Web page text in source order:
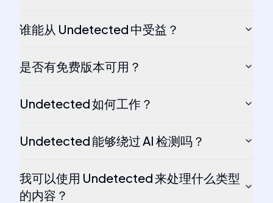
谁能从 Undetected 中受益？
是否有免费版本可用？
Undetected 如何工作？
Undetected 能够绕过 AI 检测吗？
我可以使用 Undetected 来处理什么类型
的内容？